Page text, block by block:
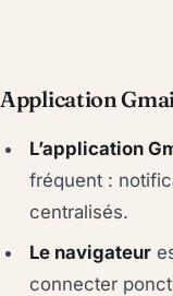
Application
L’application
fréquent :
centralisés.
Le navigateur
connecter